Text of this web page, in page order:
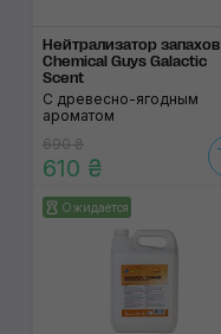
Нейтрализатор запа­хов
Chemical Guys Galactic
Scent
С древесно-ягодным
ароматом
690 ₴
610 ₴
Ожидается